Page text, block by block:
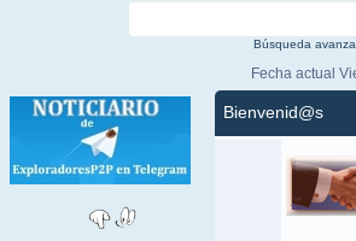
Búsqueda
Fecha actual
Bienvenid@s